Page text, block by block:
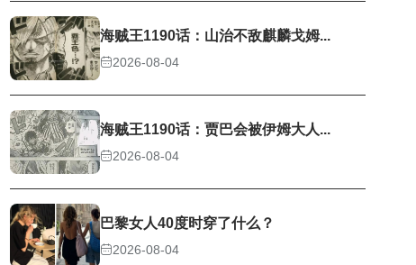
海贼王1190话：山治不敌麒麟戈姆...
2026-08-04
海贼王1190话：贾巴会被伊姆大人...
2026-08-04
巴黎女人40度时穿了什么？
2026-08-04